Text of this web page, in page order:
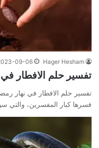
Hager Hesham
09-06
تفسير حلم الافطار
تفسير حلم الافطار في نهار
فسرها كبار المفسرين، والتي